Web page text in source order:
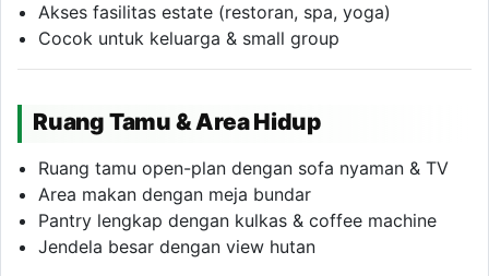
Akses fasilitas estate (restoran, spa, yoga)
Cocok untuk keluarga & small group
Ruang Tamu & Area Hidup
Ruang tamu open-plan dengan sofa nyaman & TV
Area makan dengan meja bundar
Pantry lengkap dengan kulkas & coffee machine
Jendela besar dengan view hutan